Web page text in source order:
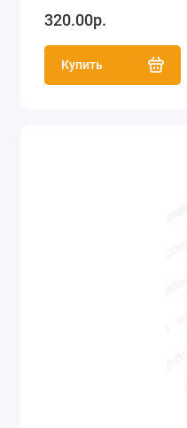
320.00р.
Купить